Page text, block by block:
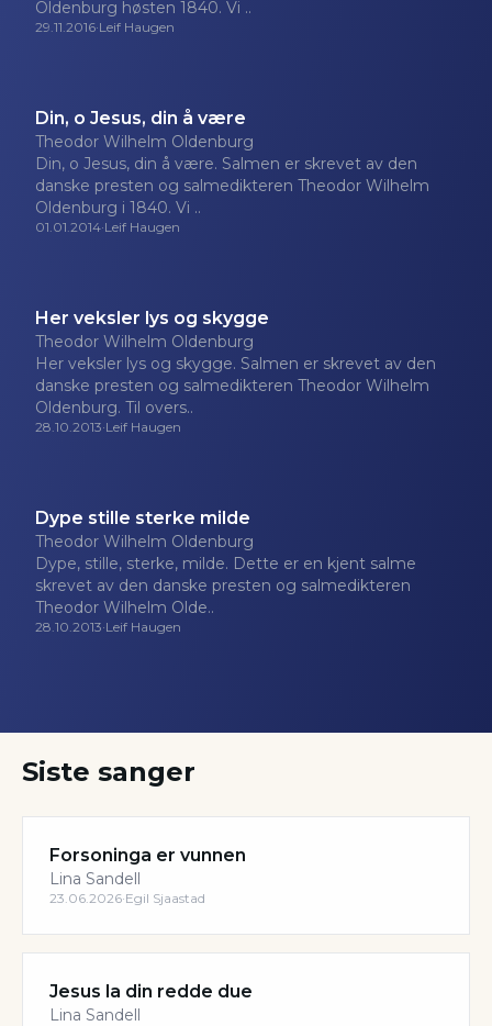
Oldenburg høsten 1840. Vi ..
29.11.2016·Leif Haugen
Din, o Jesus, din å være
Theodor Wilhelm Oldenburg
Din, o Jesus, din å være. Salmen er skrevet av den
danske presten og salmedikteren Theodor Wilhelm
Oldenburg i 1840. Vi ..
01.01.2014·Leif Haugen
Her veksler lys og skygge
Theodor Wilhelm Oldenburg
Her veksler lys og skygge. Salmen er skrevet av den
danske presten og salmedikteren Theodor Wilhelm
Oldenburg. Til overs..
28.10.2013·Leif Haugen
Dype stille sterke milde
Theodor Wilhelm Oldenburg
Dype, stille, sterke, milde. Dette er en kjent salme
skrevet av den danske presten og salmedikteren
Theodor Wilhelm Olde..
28.10.2013·Leif Haugen
Siste sanger
Forsoninga er vunnen
Lina Sandell
23.06.2026·Egil Sjaastad
Jesus la din redde due
Lina Sandell